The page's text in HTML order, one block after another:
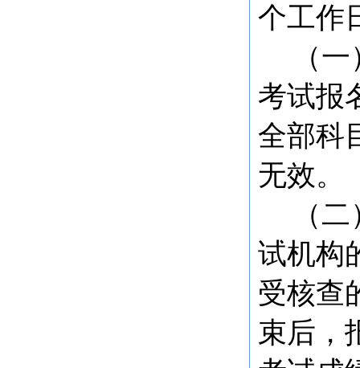
个工作
（
考试报
全部科
无效。
（
试机构
受核查
束后，